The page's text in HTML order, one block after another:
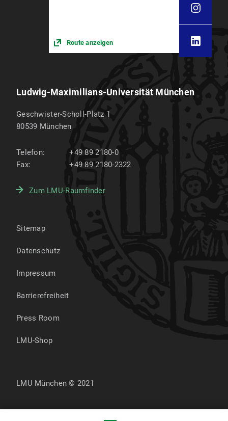
Route anzeigen
Ludwig-Maximilians-Universität München
Geschwister-Scholl-Platz 1
80539 München
Telefon:
+49 89 2180-0
Fax:
+49 89 2180-2322
Zum LMU-Raumfinder
Sitemap
Datenschutz
Impressum
Barrierefreiheit
Press Room
LMU-Shop
LMU München © 2021